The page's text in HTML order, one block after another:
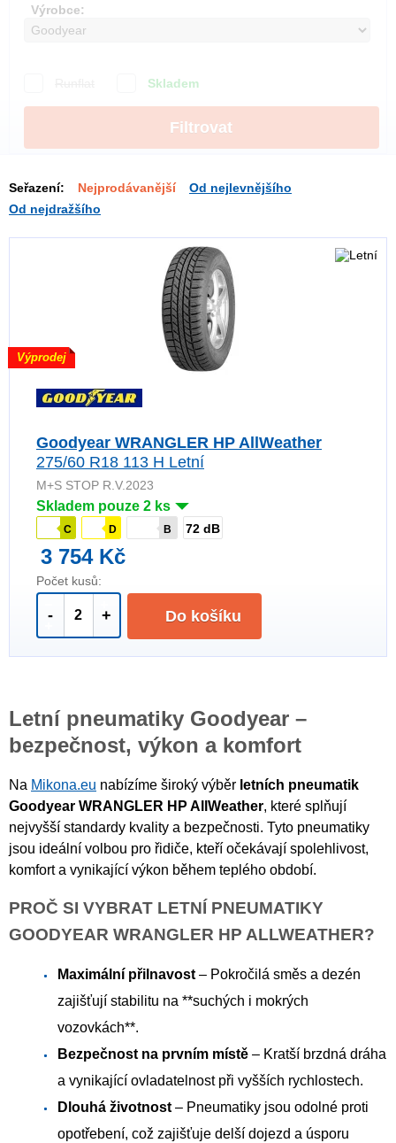
Výrobce:
Skladem
Filtrovat
Seřazení: Nejprodávanější
Od nejlevnějšího
Od nejdražšího
Výprodej
Goodyear WRANGLER HP AllWeather
275/60 R18 113 H Letní
M+S STOP R.V.2023
Skladem pouze 2 ks
C D B 72 dB
3 754 Kč
Počet kusů:
- + Do košíku
Letní pneumatiky Goodyear –
bezpečnost, výkon a komfort
Na Mikona.eu nabízíme široký výběr letních pneumatik
Goodyear WRANGLER HP AllWeather, které splňují
nejvyšší standardy kvality a bezpečnosti. Tyto pneumatiky
jsou ideální volbou pro řidiče, kteří očekávají spolehlivost,
komfort a vynikající výkon během teplého období.
PROČ SI VYBRAT LETNÍ PNEUMATIKY
GOODYEAR WRANGLER HP ALLWEATHER?
Maximální přilnavost – Pokročilá směs a dezén
zajišťují stabilitu na **suchých i mokrých
vozovkách**.
Bezpečnost na prvním místě – Kratší brzdná dráha
a vynikající ovladatelnost při vyšších rychlostech.
Dlouhá životnost – Pneumatiky jsou odolné proti
opotřebení, což zajišťuje delší dojezd a úsporu